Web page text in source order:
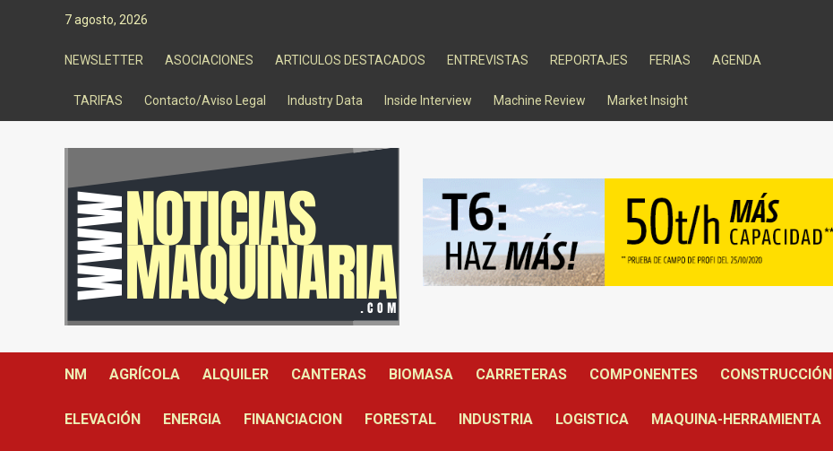
7 agosto, 2026
NEWSLETTER ASOCIACIONES ARTICULOS DESTACADOS ENTREVISTAS REPORTAJES FERIAS AGENDA
TARIFAS Contacto/Aviso Legal Industry Data Inside Interview Machine Review Market Insight
NM AGRÍCOLA ALQUILER CANTERAS BIOMASA CARRETERAS COMPONENTES CONSTRUCCIÓN
ELEVACIÓN ENERGIA FINANCIACION FORESTAL INDUSTRIA LOGISTICA MAQUINA-HERRAMIENTA